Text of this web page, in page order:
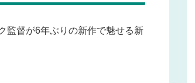
監督が6年ぶりの新作で魅せる新